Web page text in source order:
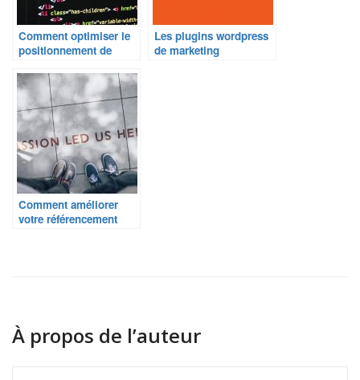
Comment optimiser le
positionnement de
améliorer votre
visibilité en ligne ?
Les plugins wordpress
de marketing
Comment améliorer
votre référencement
À propos de l’auteur